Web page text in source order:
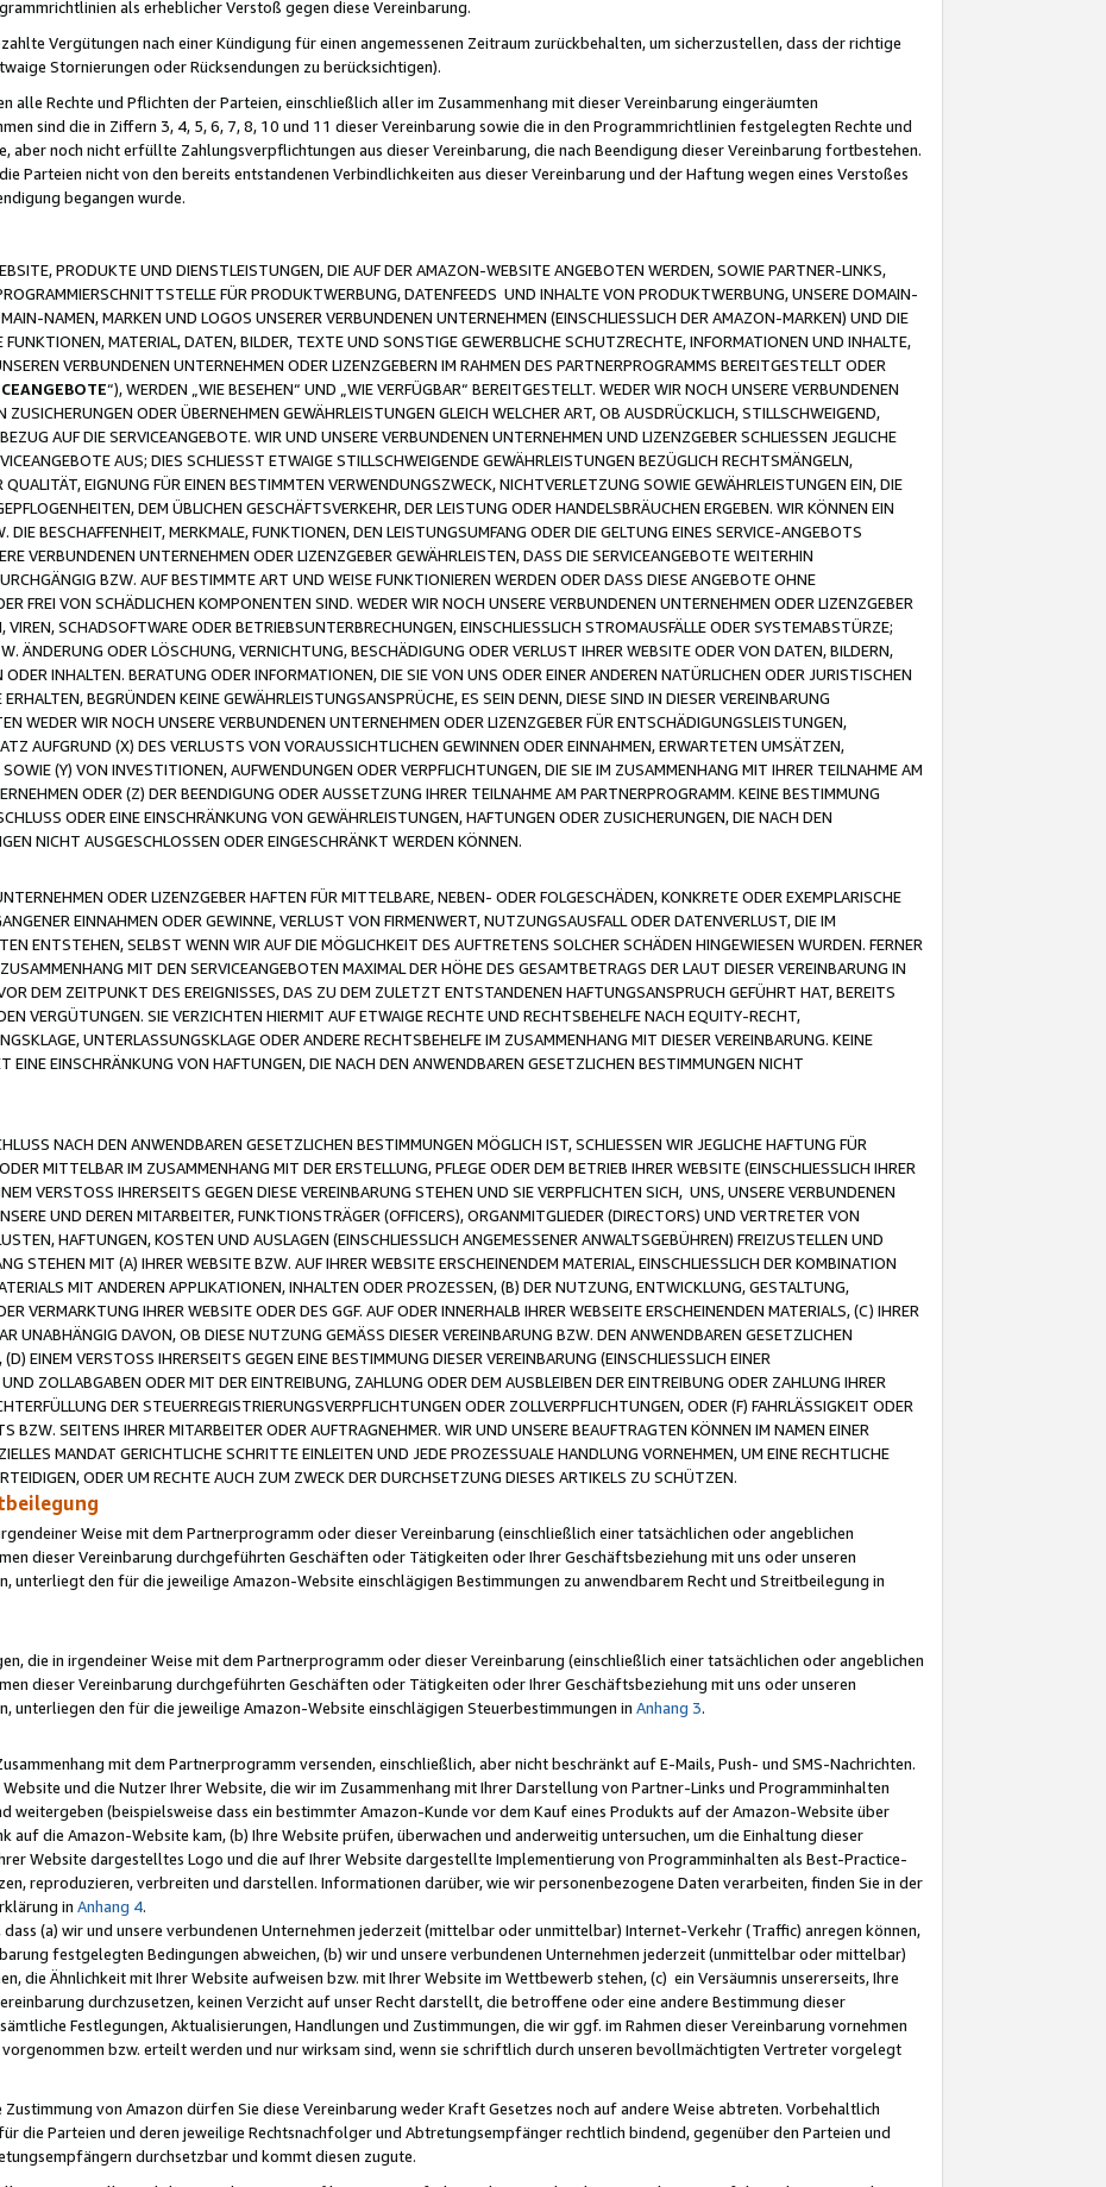
als erheblicher Verstoß gegen diese Vereinbarung.
Vergütungen nach einer Kündigung für einen angemessenen Zeitraum zurückbehalten, um sicherzustellen, dass der richtige
Stornierungen oder Rücksendungen zu berücksichtigen).
alle Rechte und Pflichten der Parteien, einschließlich aller im Zusammenhang mit dieser Vereinbarung eingeräumten
sind die in Ziffern 3, 4, 5, 6, 7, 8, 10 und 11 dieser Vereinbarung sowie die in den Programmrichtlinien festgelegten Rechte und
aber noch nicht erfüllte Zahlungsverpflichtungen aus dieser Vereinbarung, die nach Beendigung dieser Vereinbarung fortbestehen.
Parteien nicht von den bereits entstandenen Verbindlichkeiten aus dieser Vereinbarung und der Haftung wegen eines Verstoßes
begangen wurde.
PRODUKTE UND DIENSTLEISTUNGEN, DIE AUF DER AMAZON-WEBSITE ANGEBOTEN WERDEN, SOWIE PARTNER-LINKS,
FÜR PRODUKTWERBUNG, DATENFEEDS UND INHALTE VON PRODUKTWERBUNG, UNSERE DOMAIN-
NAMEN, MARKEN UND LOGOS UNSERER VERBUNDENEN UNTERNEHMEN (EINSCHLIESSLICH DER AMAZON-MARKEN) UND DIE
MATERIAL, DATEN, BILDER, TEXTE UND SONSTIGE GEWERBLICHE SCHUTZRECHTE, INFORMATIONEN UND INHALTE,
VERBUNDENEN UNTERNEHMEN ODER LIZENZGEBERN IM RAHMEN DES PARTNERPROGRAMMS BEREITGESTELLT ODER
“), WERDEN „WIE BESEHEN“ UND „WIE VERFÜGBAR“ BEREITGESTELLT. WEDER WIR NOCH UNSERE VERBUNDENEN
ODER ÜBERNEHMEN GEWÄHRLEISTUNGEN GLEICH WELCHER ART, OB AUSDRÜCKLICH, STILLSCHWEIGEND,
AUF DIE SERVICEANGEBOTE. WIR UND UNSERE VERBUNDENEN UNTERNEHMEN UND LIZENZGEBER SCHLIESSEN JEGLICHE
AUS; DIES SCHLIESST ETWAIGE STILLSCHWEIGENDE GEWÄHRLEISTUNGEN BEZÜGLICH RECHTSMÄNGELN,
EIGNUNG FÜR EINEN BESTIMMTEN VERWENDUNGSZWECK, NICHTVERLETZUNG SOWIE GEWÄHRLEISTUNGEN EIN, DIE
DEM ÜBLICHEN GESCHÄFTSVERKEHR, DER LEISTUNG ODER HANDELSBRÄUCHEN ERGEBEN. WIR KÖNNEN EIN
DIE BESCHAFFENHEIT, MERKMALE, FUNKTIONEN, DEN LEISTUNGSUMFANG ODER DIE GELTUNG EINES SERVICE-ANGEBOTS
VERBUNDENEN UNTERNEHMEN ODER LIZENZGEBER GEWÄHRLEISTEN, DASS DIE SERVICEANGEBOTE WEITERHIN
BZW. AUF BESTIMMTE ART UND WEISE FUNKTIONIEREN WERDEN ODER DASS DIESE ANGEBOTE OHNE
FREI VON SCHÄDLICHEN KOMPONENTEN SIND. WEDER WIR NOCH UNSERE VERBUNDENEN UNTERNEHMEN ODER LIZENZGEBER
VIREN, SCHADSOFTWARE ODER BETRIEBSUNTERBRECHUNGEN, EINSCHLIESSLICH STROMAUSFÄLLE ODER SYSTEMABSTÜRZE;
ÄNDERUNG ODER LÖSCHUNG, VERNICHTUNG, BESCHÄDIGUNG ODER VERLUST IHRER WEBSITE ODER VON DATEN, BILDERN,
INHALTEN. BERATUNG ODER INFORMATIONEN, DIE SIE VON UNS ODER EINER ANDEREN NATÜRLICHEN ODER JURISTISCHEN
BEGRÜNDEN KEINE GEWÄHRLEISTUNGSANSPRÜCHE, ES SEIN DENN, DIESE SIND IN DIESER VEREINBARUNG
WEDER WIR NOCH UNSERE VERBUNDENEN UNTERNEHMEN ODER LIZENZGEBER FÜR ENTSCHÄDIGUNGSLEISTUNGEN,
AUFGRUND (X) DES VERLUSTS VON VORAUSSICHTLICHEN GEWINNEN ODER EINNAHMEN, ERWARTETEN UMSÄTZEN,
(Y) VON INVESTITIONEN, AUFWENDUNGEN ODER VERPFLICHTUNGEN, DIE SIE IM ZUSAMMENHANG MIT IHRER TEILNAHME AM
ODER (Z) DER BEENDIGUNG ODER AUSSETZUNG IHRER TEILNAHME AM PARTNERPROGRAMM. KEINE BESTIMMUNG
ODER EINE EINSCHRÄNKUNG VON GEWÄHRLEISTUNGEN, HAFTUNGEN ODER ZUSICHERUNGEN, DIE NACH DEN
NICHT AUSGESCHLOSSEN ODER EINGESCHRÄNKT WERDEN KÖNNEN.
ODER LIZENZGEBER HAFTEN FÜR MITTELBARE, NEBEN- ODER FOLGESCHÄDEN, KONKRETE ODER EXEMPLARISCHE
EINNAHMEN ODER GEWINNE, VERLUST VON FIRMENWERT, NUTZUNGSAUSFALL ODER DATENVERLUST, DIE IM
ENTSTEHEN, SELBST WENN WIR AUF DIE MÖGLICHKEIT DES AUFTRETENS SOLCHER SCHÄDEN HINGEWIESEN WURDEN. FERNER
MIT DEN SERVICEANGEBOTEN MAXIMAL DER HÖHE DES GESAMTBETRAGS DER LAUT DIESER VEREINBARUNG IN
DEM ZEITPUNKT DES EREIGNISSES, DAS ZU DEM ZULETZT ENTSTANDENEN HAFTUNGSANSPRUCH GEFÜHRT HAT, BEREITS
VERGÜTUNGEN. SIE VERZICHTEN HIERMIT AUF ETWAIGE RECHTE UND RECHTSBEHELFE NACH EQUITY-RECHT,
UNTERLASSUNGSKLAGE ODER ANDERE RECHTSBEHELFE IM ZUSAMMENHANG MIT DIESER VEREINBARUNG. KEINE
EINE EINSCHRÄNKUNG VON HAFTUNGEN, DIE NACH DEN ANWENDBAREN GESETZLICHEN BESTIMMUNGEN NICHT
NACH DEN ANWENDBAREN GESETZLICHEN BESTIMMUNGEN MÖGLICH IST, SCHLIESSEN WIR JEGLICHE HAFTUNG FÜR
MITTELBAR IM ZUSAMMENHANG MIT DER ERSTELLUNG, PFLEGE ODER DEM BETRIEB IHRER WEBSITE (EINSCHLIESSLICH IHRER
VERSTOSS IHRERSEITS GEGEN DIESE VEREINBARUNG STEHEN UND SIE VERPFLICHTEN SICH, UNS, UNSERE VERBUNDENEN
UND DEREN MITARBEITER, FUNKTIONSTRÄGER (OFFICERS), ORGANMITGLIEDER (DIRECTORS) UND VERTRETER VON
HAFTUNGEN, KOSTEN UND AUSLAGEN (EINSCHLIESSLICH ANGEMESSENER ANWALTSGEBÜHREN) FREIZUSTELLEN UND
STEHEN MIT (A) IHRER WEBSITE BZW. AUF IHRER WEBSITE ERSCHEINENDEM MATERIAL, EINSCHLIESSLICH DER KOMBINATION
MIT ANDEREN APPLIKATIONEN, INHALTEN ODER PROZESSEN, (B) DER NUTZUNG, ENTWICKLUNG, GESTALTUNG,
VERMARKTUNG IHRER WEBSITE ODER DES GGF. AUF ODER INNERHALB IHRER WEBSEITE ERSCHEINENDEN MATERIALS, (C) IHRER
UNABHÄNGIG DAVON, OB DIESE NUTZUNG GEMÄSS DIESER VEREINBARUNG BZW. DEN ANWENDBAREN GESETZLICHEN
EINEM VERSTOSS IHRERSEITS GEGEN EINE BESTIMMUNG DIESER VEREINBARUNG (EINSCHLIESSLICH EINER
ZOLLABGABEN ODER MIT DER EINTREIBUNG, ZAHLUNG ODER DEM AUSBLEIBEN DER EINTREIBUNG ODER ZAHLUNG IHRER
DER STEUERREGISTRIERUNGSVERPFLICHTUNGEN ODER ZOLLVERPFLICHTUNGEN, ODER (F) FAHRLÄSSIGKEIT ODER
BZW. SEITENS IHRER MITARBEITER ODER AUFTRAGNEHMER. WIR UND UNSERE BEAUFTRAGTEN KÖNNEN IM NAMEN EINER
MANDAT GERICHTLICHE SCHRITTE EINLEITEN UND JEDE PROZESSUALE HANDLUNG VORNEHMEN, UM EINE RECHTLICHE
ODER UM RECHTE AUCH ZUM ZWECK DER DURCHSETZUNG DIESES ARTIKELS ZU SCHÜTZEN.
Weise mit dem Partnerprogramm oder dieser Vereinbarung (einschließlich einer tatsächlichen oder angeblichen
dieser Vereinbarung durchgeführten Geschäften oder Tätigkeiten oder Ihrer Geschäftsbeziehung mit uns oder unseren
unterliegt den für die jeweilige Amazon-Website einschlägigen Bestimmungen zu anwendbarem Recht und Streitbeilegung in
die in irgendeiner Weise mit dem Partnerprogramm oder dieser Vereinbarung (einschließlich einer tatsächlichen oder angeblichen
dieser Vereinbarung durchgeführten Geschäften oder Tätigkeiten oder Ihrer Geschäftsbeziehung mit uns oder unseren
unterliegen den für die jeweilige Amazon-Website einschlägigen Steuerbestimmungen in Anhang 3.
mit dem Partnerprogramm versenden, einschließlich, aber nicht beschränkt auf E-Mails, Push- und SMS-Nachrichten.
und die Nutzer Ihrer Website, die wir im Zusammenhang mit Ihrer Darstellung von Partner-Links und Programminhalten
weitergeben (beispielsweise dass ein bestimmter Amazon-Kunde vor dem Kauf eines Produkts auf der Amazon-Website über
auf die Amazon-Website kam, (b) Ihre Website prüfen, überwachen und anderweitig untersuchen, um die Einhaltung dieser
Website dargestelltes Logo und die auf Ihrer Website dargestellte Implementierung von Programminhalten als Best-Practice-
reproduzieren, verbreiten und darstellen. Informationen darüber, wie wir personenbezogene Daten verarbeiten, finden Sie in der
in Anhang 4.
(a) wir und unsere verbundenen Unternehmen jederzeit (mittelbar oder unmittelbar) Internet-Verkehr (Traffic) anregen können,
festgelegten Bedingungen abweichen, (b) wir und unsere verbundenen Unternehmen jederzeit (unmittelbar oder mittelbar)
die Ähnlichkeit mit Ihrer Website aufweisen bzw. mit Ihrer Website im Wettbewerb stehen, (c) ein Versäumnis unsererseits, Ihre
durchzusetzen, keinen Verzicht auf unser Recht darstellt, die betroffene oder eine andere Bestimmung dieser
Festlegungen, Aktualisierungen, Handlungen und Zustimmungen, die wir ggf. im Rahmen dieser Vereinbarung vornehmen
bzw. erteilt werden und nur wirksam sind, wenn sie schriftlich durch unseren bevollmächtigten Vertreter vorgelegt
von Amazon dürfen Sie diese Vereinbarung weder Kraft Gesetzes noch auf andere Weise abtreten. Vorbehaltlich
die Parteien und deren jeweilige Rechtsnachfolger und Abtretungsempfänger rechtlich bindend, gegenüber den Parteien und
durchsetzbar und kommt diesen zugute.